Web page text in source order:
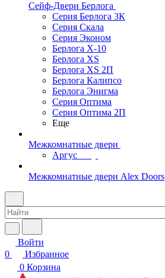
Сейф-Двери Берлога
Серия Берлога 3К
Серия Скала
Серия Эконом
Берлога X-10
Берлога XS
Берлога XS 2П
Берлога Калипсо
Берлога Энигма
Серия Оптима
Серия Оптима 2П
Еще
Межкомнатные двери
Аргус
Межкомнатные двери Alex Doors
Войти
0
Избранное
0 Корзина